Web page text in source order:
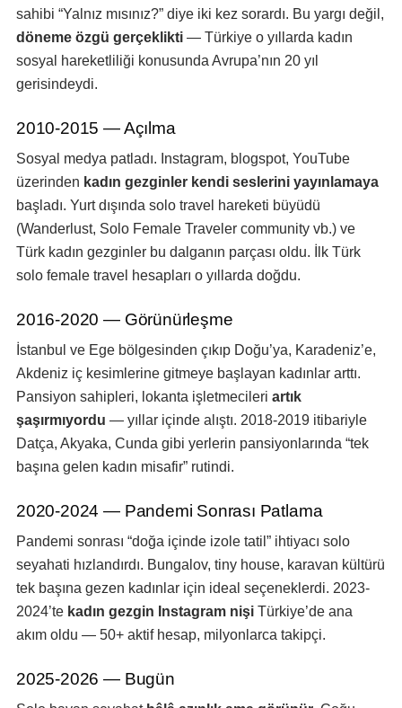
sahibi “Yalnız mısınız?” diye iki kez sorardı. Bu yargı değil,
döneme özgü gerçeklikti — Türkiye o yıllarda kadın
sosyal hareketliliği konusunda Avrupa’nın 20 yıl
gerisindeydi.
2010-2015 — Açılma
Sosyal medya patladı. Instagram, blogspot, YouTube
üzerinden kadın gezginler kendi seslerini yayınlamaya
başladı. Yurt dışında solo travel hareketi büyüdü
(Wanderlust, Solo Female Traveler community vb.) ve
Türk kadın gezginler bu dalganın parçası oldu. İlk Türk
solo female travel hesapları o yıllarda doğdu.
2016-2020 — Görünürleşme
İstanbul ve Ege bölgesinden çıkıp Doğu’ya, Karadeniz’e,
Akdeniz iç kesimlerine gitmeye başlayan kadınlar arttı.
Pansiyon sahipleri, lokanta işletmecileri artık
şaşırmıyordu — yıllar içinde alıştı. 2018-2019 itibariyle
Datça, Akyaka, Cunda gibi yerlerin pansiyonlarında “tek
başına gelen kadın misafir” rutindi.
2020-2024 — Pandemi Sonrası Patlama
Pandemi sonrası “doğa içinde izole tatil” ihtiyacı solo
seyahati hızlandırdı. Bungalov, tiny house, karavan kültürü
tek başına gezen kadınlar için ideal seçeneklerdi. 2023-
2024’te kadın gezgin Instagram nişi Türkiye’de ana
akım oldu — 50+ aktif hesap, milyonlarca takipçi.
2025-2026 — Bugün